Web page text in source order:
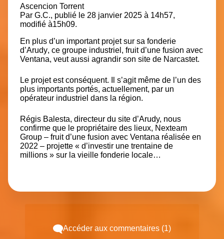
Ascencion Torrent
Par G.C., publié le 28 janvier 2025 à 14h57,
modifié à15h09.
En plus d’un important projet sur sa fonderie
d’Arudy, ce groupe industriel, fruit d’une fusion avec
Ventana, veut aussi agrandir son site de Narcastet.
Le projet est conséquent. Il s’agit même de l’un des
plus importants portés, actuellement, par un
opérateur industriel dans la région.
Régis Balesta, directeur du site d’Arudy, nous
confirme que le propriétaire des lieux, Nexteam
Group – fruit d’une fusion avec Ventana réalisée en
2022 – projette « d’investir une trentaine de
millions » sur la vieille fonderie locale…
Accéder aux commentaires (1)